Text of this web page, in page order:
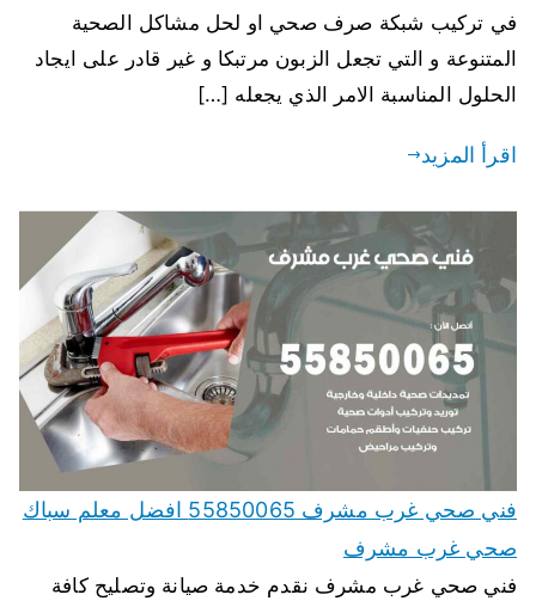
في تركيب شبكة صرف صحي او لحل مشاكل الصحية
المتنوعة و التي تجعل الزبون مرتبكا و غير قادر على ايجاد
الحلول المناسبة الامر الذي يجعله […]
اقرأ المزيد
فني صحي غرب مشرف 55850065 افضل معلم سباك
صحي غرب مشرف
فني صحي غرب مشرف نقدم خدمة صيانة وتصليح كافة